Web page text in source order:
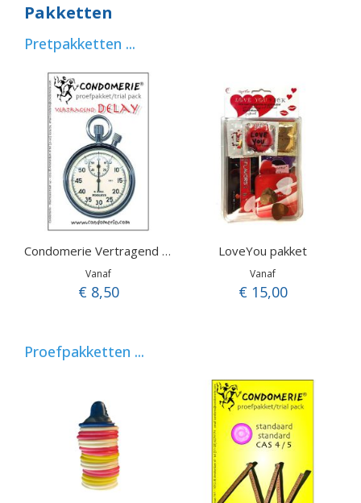
Pakketten
Pretpakketten ...
Condomerie Vertragend proefpakket
Vanaf
€ 8,50
LoveYou pakket
Vanaf
€ 15,00
Proefpakketten ...